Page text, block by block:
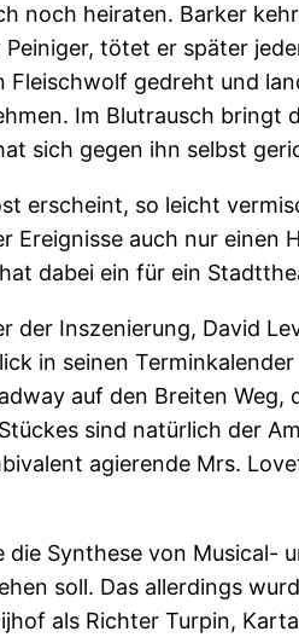
noch heiraten. Barker
tötet er später
Fleischwolf gedreht und
Im Blutrausch bringt
sich gegen ihn selbst
erscheint, so leicht
Ereignisse auch nur einen
dabei ein für ein
der Inszenierung, David
in seinen
auf den Breiten
sind natürlich der
agierende Mrs.
die Synthese von Musical-
soll. Das allerdings
als Richter Turpin,